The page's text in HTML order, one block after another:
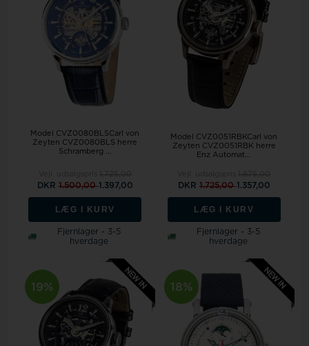
Model CVZ0080BLSCarl von
Zeyten CVZ0080BLS herre
Schramberg ...
DKR 1.500,001.397,00
LÆG I KURV
Fjernlager - 3-5
hverdage
Model CVZ0051RBKCarl von
Zeyten CVZ0051RBK herre
Enz Automat...
DKR 1.725,001.357,00
LÆG I KURV
Fjernlager - 3-5
hverdage
19% 18%